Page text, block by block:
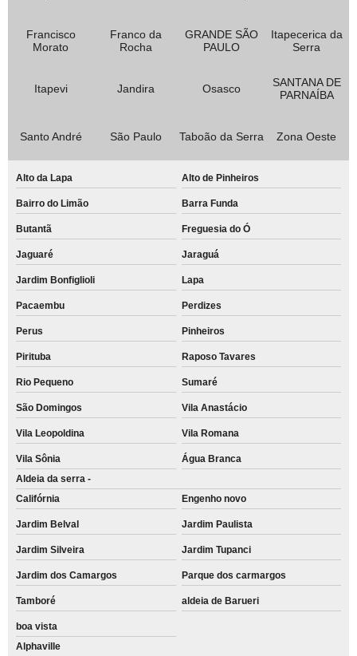
Francisco
Morato
Franco da
Rocha
GRANDE SÃO
PAULO
Itapecerica da
Serra
Itapevi Jandira Osasco
SANTANA DE
PARNAÍBA
Santo André São Paulo Taboão da Serra Zona Oeste
Alto da Lapa Alto de Pinheiros
Bairro do Limão Barra Funda
Butantã Freguesia do Ó
Jaguaré Jaraguá
Jardim Bonfiglioli Lapa
Pacaembu Perdizes
Perus Pinheiros
Pirituba Raposo Tavares
Rio Pequeno Sumaré
São Domingos Vila Anastácio
Vila Leopoldina Vila Romana
Vila Sônia
Água Branca
Aldeia da serra -
Califórnia
Engenho novo
Jardim Belval Jardim Paulista
Jardim Silveira Jardim Tupanci
Jardim dos Camargos Parque dos carmargos
Tamboré aldeia de Barueri
boa vista
Alphaville